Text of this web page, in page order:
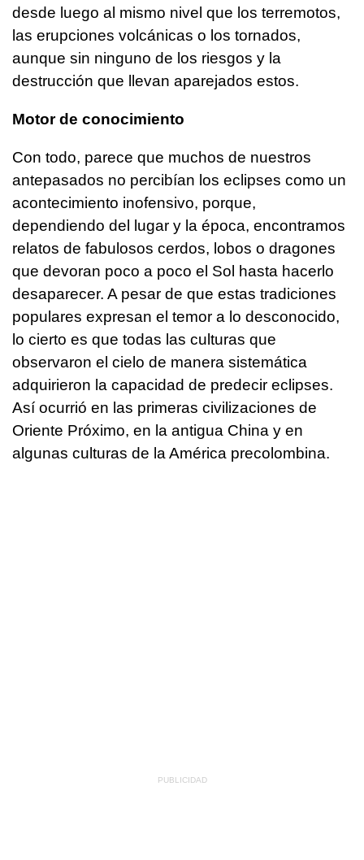
desde luego al mismo nivel que los terremotos,
las erupciones volcánicas o los tornados,
aunque sin ninguno de los riesgos y la
destrucción que llevan aparejados estos.
Motor de conocimiento
Con todo, parece que muchos de nuestros
antepasados no percibían los eclipses como un
acontecimiento inofensivo, porque,
dependiendo del lugar y la época, encontramos
relatos de fabulosos cerdos, lobos o dragones
que devoran poco a poco el Sol hasta hacerlo
desaparecer. A pesar de que estas tradiciones
populares expresan el temor a lo desconocido,
lo cierto es que todas las culturas que
observaron el cielo de manera sistemática
adquirieron la capacidad de predecir eclipses.
Así ocurrió en las primeras civilizaciones de
Oriente Próximo, en la antigua China y en
algunas culturas de la América precolombina.